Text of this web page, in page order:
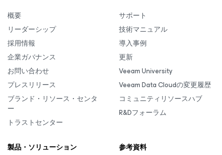
概要
リーダーシップ
採用情報
企業ガバナンス
お問い合わせ
プレスリリース
ブランド・リソース・センタ
ー
トラストセンター
サポート
技術マニュアル
導入事例
更新
Veeam University
Veeam Data Cloudの変更履歴
コミュニティリソースハブ
R&Dフォーラム
製品・ソリューション
参考資料